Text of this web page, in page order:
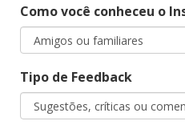
Como você conheceu o
Tipo de Feedback